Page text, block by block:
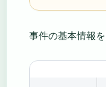
事件の基本情報